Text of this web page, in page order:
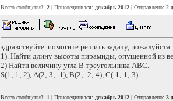
Всего сообщений: 2 | Присоединился: декабрь 2012 | Отправлено: 2
здравствуйте. помогите решить задачу, пожалуйста.
1). Найти длину высоты пирамиды, опущенной из
2) Найти величину угла В треугольника АВС.
S(1; 1; 2), А(2; 3; -1), В(2; -2; 4), С(-1; 1; 3).
Всего сообщений: 1 | Присоединился: декабрь 2012 | Отправлено: 3